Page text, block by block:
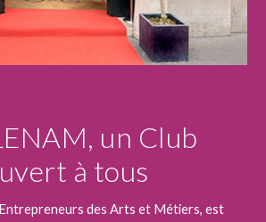
un Club
à tous
des Arts et Métiers, est